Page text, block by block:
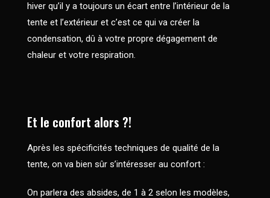
hiver qu’il y a toujours un écart entre l’intérieur de la
tente et l’extérieur et c’est ce qui va créer la
condensation, dû à votre propre dégagement de
chaleur et votre respiration.
Et le confort alors ?!
Après les spécificités techniques de qualité de la
tente, on va bien sûr s’intéresser au confort :
On parlera des absides, de 1 à 2 selon les modèles,